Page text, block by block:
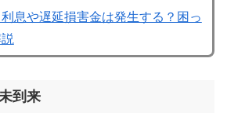
息や遅延損害金は発生する？困っ
到来